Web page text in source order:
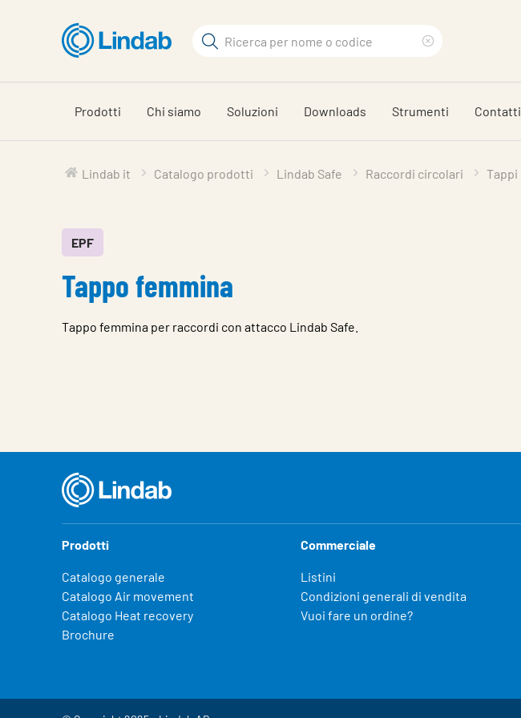
contenuto
principale
Cerca
search
phrase
Prodotti Chi siamo Soluzioni Downloads Strumenti Contatti
Lindab it Catalogo prodotti Lindab Safe Raccordi circolari Tappi
EPF
Tappo femmina
Tappo femmina per raccordi con attacco Lindab Safe.
Prodotti
Catalogo generale
Catalogo Air movement
Catalogo Heat recovery
Brochure
Commerciale
Listini
Condizioni generali di vendita
Vuoi fare un ordine?